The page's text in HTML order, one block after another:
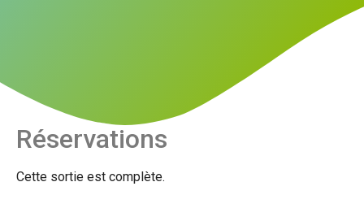
Réservations
Cette sortie est complète.